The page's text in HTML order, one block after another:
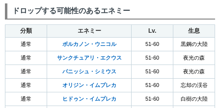
ドロップする可能性のあるエネミー
分類 エネミー Lv. 生息
通常 ボルカノン・ウニコル 51-60 黒鋼の大陸
通常 サンクチュアリ・エクウス 51-60 夜光の森
通常 パニッシュ・シミウス 51-60 夜光の森
通常 オリジン・イムプレカ 51-60 忘却の渓谷
通常 ヒドゥン・イムプレカ 51-60 白樹の大陸